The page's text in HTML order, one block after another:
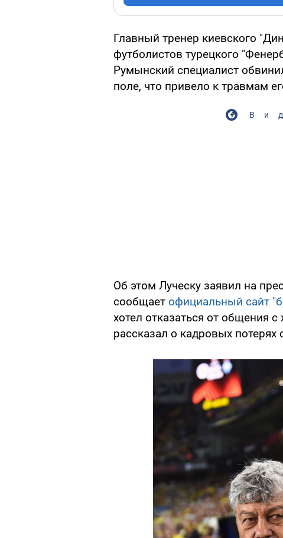
Главный тренер киевского
футболистов турецкого
Румынский специалист
поле, что привело к травмам
Об этом Луческу заявил на
сообщает официальный сайт
хотел отказаться от общения
рассказал о кадровых